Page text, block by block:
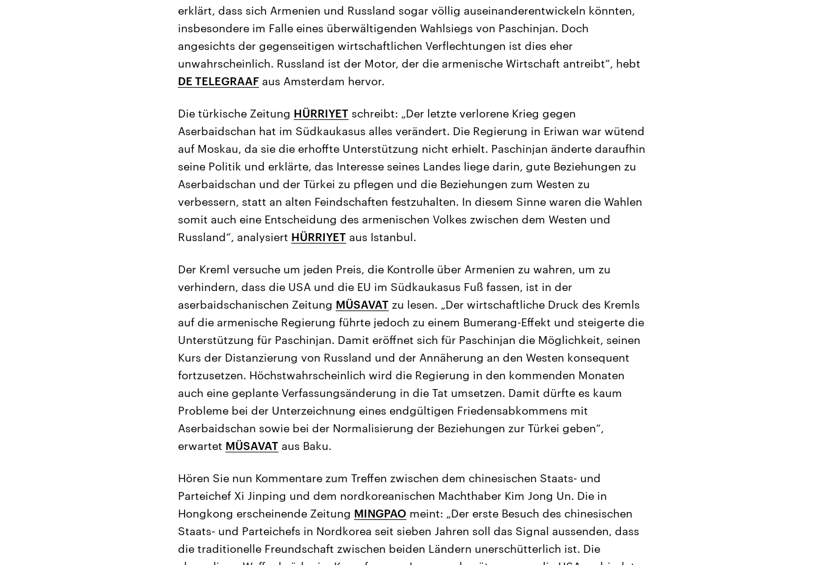
erklärt, dass sich Armenien und Russland sogar völlig auseinanderentwickeln könnten,
insbesondere im Falle eines überwältigenden Wahlsiegs von Paschinjan. Doch
angesichts der gegenseitigen wirtschaftlichen Verflechtungen ist dies eher
unwahrscheinlich. Russland ist der Motor, der die armenische Wirtschaft antreibt“, hebt
DE TELEGRAAF aus Amsterdam hervor.
Die türkische Zeitung HÜRRIYET schreibt: „Der letzte verlorene Krieg gegen
Aserbaidschan hat im Südkaukasus alles verändert. Die Regierung in Eriwan war wütend
auf Moskau, da sie die erhoffte Unterstützung nicht erhielt. Paschinjan änderte daraufhin
seine Politik und erklärte, das Interesse seines Landes liege darin, gute Beziehungen zu
Aserbaidschan und der Türkei zu pflegen und die Beziehungen zum Westen zu
verbessern, statt an alten Feindschaften festzuhalten. In diesem Sinne waren die Wahlen
somit auch eine Entscheidung des armenischen Volkes zwischen dem Westen und
Russland“, analysiert HÜRRIYET aus Istanbul.
Der Kreml versuche um jeden Preis, die Kontrolle über Armenien zu wahren, um zu
verhindern, dass die USA und die EU im Südkaukasus Fuß fassen, ist in der
aserbaidschanischen Zeitung MÜSAVAT zu lesen. „Der wirtschaftliche Druck des Kremls
auf die armenische Regierung führte jedoch zu einem Bumerang-Effekt und steigerte die
Unterstützung für Paschinjan. Damit eröffnet sich für Paschinjan die Möglichkeit, seinen
Kurs der Distanzierung von Russland und der Annäherung an den Westen konsequent
fortzusetzen. Höchstwahrscheinlich wird die Regierung in den kommenden Monaten
auch eine geplante Verfassungsänderung in die Tat umsetzen. Damit dürfte es kaum
Probleme bei der Unterzeichnung eines endgültigen Friedensabkommens mit
Aserbaidschan sowie bei der Normalisierung der Beziehungen zur Türkei geben“,
erwartet MÜSAVAT aus Baku.
Hören Sie nun Kommentare zum Treffen zwischen dem chinesischen Staats- und
Parteichef Xi Jinping und dem nordkoreanischen Machthaber Kim Jong Un. Die in
Hongkong erscheinende Zeitung MINGPAO meint: „Der erste Besuch des chinesischen
Staats- und Parteichefs in Nordkorea seit sieben Jahren soll das Signal aussenden, dass
die traditionelle Freundschaft zwischen beiden Ländern unerschütterlich ist. Die